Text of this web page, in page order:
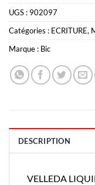
UGS : 902097
Catégories : ECRITURE,
Marque : Bic
DESCRIPTION
VELLEDA